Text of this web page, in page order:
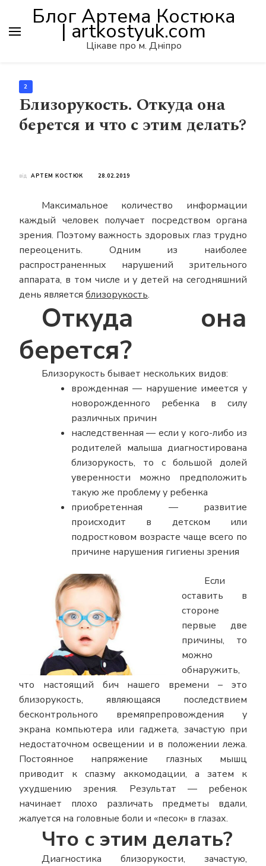
Блог Артема Костюка
| artkostyuk.com
Цікаве про м. Дніпро
2
Близорукость. Откуда она
берется и что с этим делать?
від АРТЕМ КОСТЮК 28.02.2019
Максимальное количество информации
каждый человек получает посредством органа
зрения. Поэтому важность здоровых глаз трудно
переоценить. Одним из наиболее
распространенных нарушений зрительного
аппарата, в том числе и у детей на сегодняшний
день является близорукость.
Откуда она
берется?
Близорукость бывает нескольких видов:
врожденная — нарушение имеется у
новорожденного ребенка в силу
различных причин
наследственная — если у кого-либо из
родителей малыша диагностирована
близорукость, то с большой долей
уверенности можно предположить
такую же проблему у ребенка
приобретенная — развитие
происходит в детском или
подростковом возрасте чаще всего по
причине нарушения гигиены зрения
Если
оставить в
стороне
первые две
причины, то
можно
обнаружить,
что настоящий бич нашего времени – это
близорукость, являющаяся последствием
бесконтрольного времяпрепровождения у
экрана компьютера или гаджета, зачастую при
недостаточном освещении и в положении лежа.
Постоянное напряжение глазных мышц
приводит к спазму аккомодации, а затем к
ухудшению зрения. Результат — ребенок
начинает плохо различать предметы вдали,
жалуется на головные боли и «песок» в глазах.
Что с этим делать?
Диагностика близорукости, зачастую,